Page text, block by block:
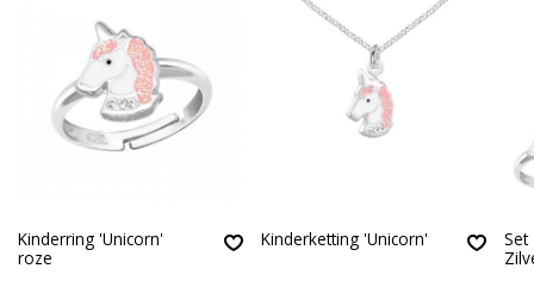
Kinderring 'Unicorn'
roze
Kinderketting 'Unicorn'
Set